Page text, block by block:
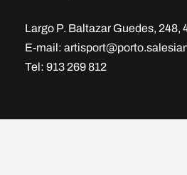
Largo P. Baltazar Guedes, 248,
E-mail:
Tel: 913 269 812